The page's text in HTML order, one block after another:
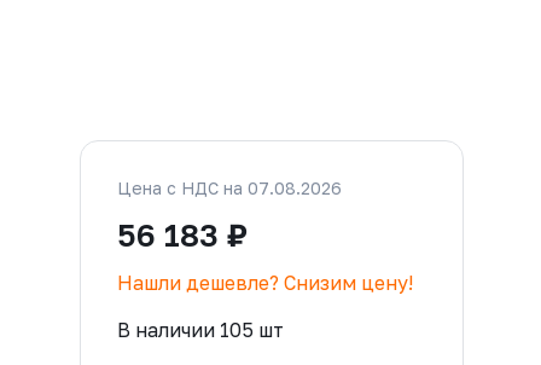
Цена с НДС на 07.08.2026
56 183 ₽
Нашли дешевле? Снизим цену!
В наличии 105 шт